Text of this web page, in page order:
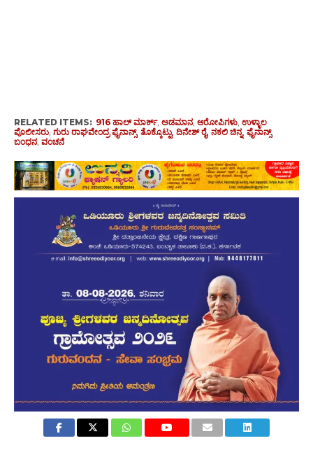
RELATED ITEMS: 916 ಹಾಲ್ ಮಾರ್ಕ್, ಅಡಮಾನ, ಆರೋಪಿಗಳು, ಉಳ್ಳಾಲ
ಪೊಲೀಸರು, ಗುರು ರಾಘವೇಂದ್ರ ಫೈನಾನ್ಸ್, ತೊಕ್ಕೊಟ್ಟು, ದಿನೇಶ್ ರೈ, ನಕಲಿ ಚಿನ್ನ, ಫೈನಾನ್ಸ್,
ಬಂಧನ, ವಂಚನೆ